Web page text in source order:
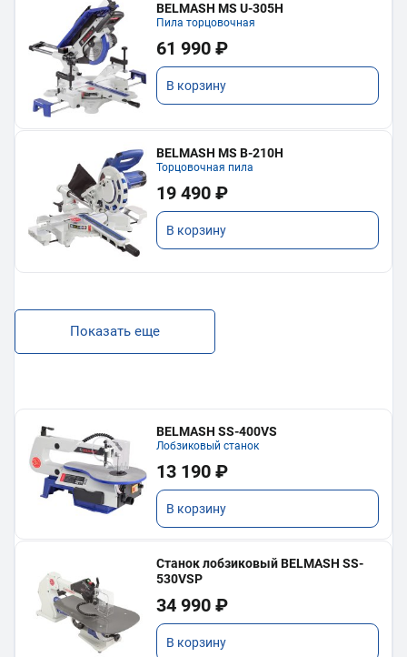
BELMASH MS U-305H
Пила торцовочная
61 990 ₽
В корзину
BELMASH MS B-210H
Торцовочная пила
19 490 ₽
В корзину
Показать еще
BELMASH SS-400VS
Лобзиковый станок
13 190 ₽
В корзину
Станок лобзиковый BELMASH SS-
530VSP
34 990 ₽
В корзину